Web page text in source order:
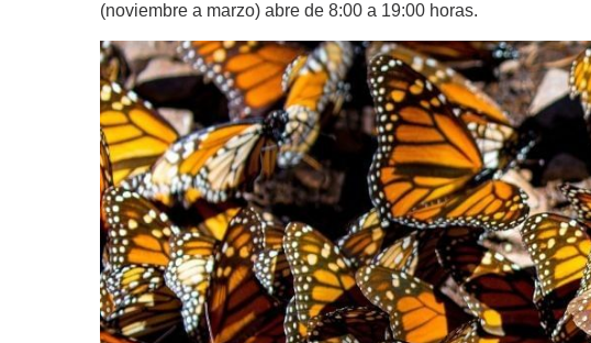
(noviembre a marzo) abre de 8:00 a 19:00 horas.